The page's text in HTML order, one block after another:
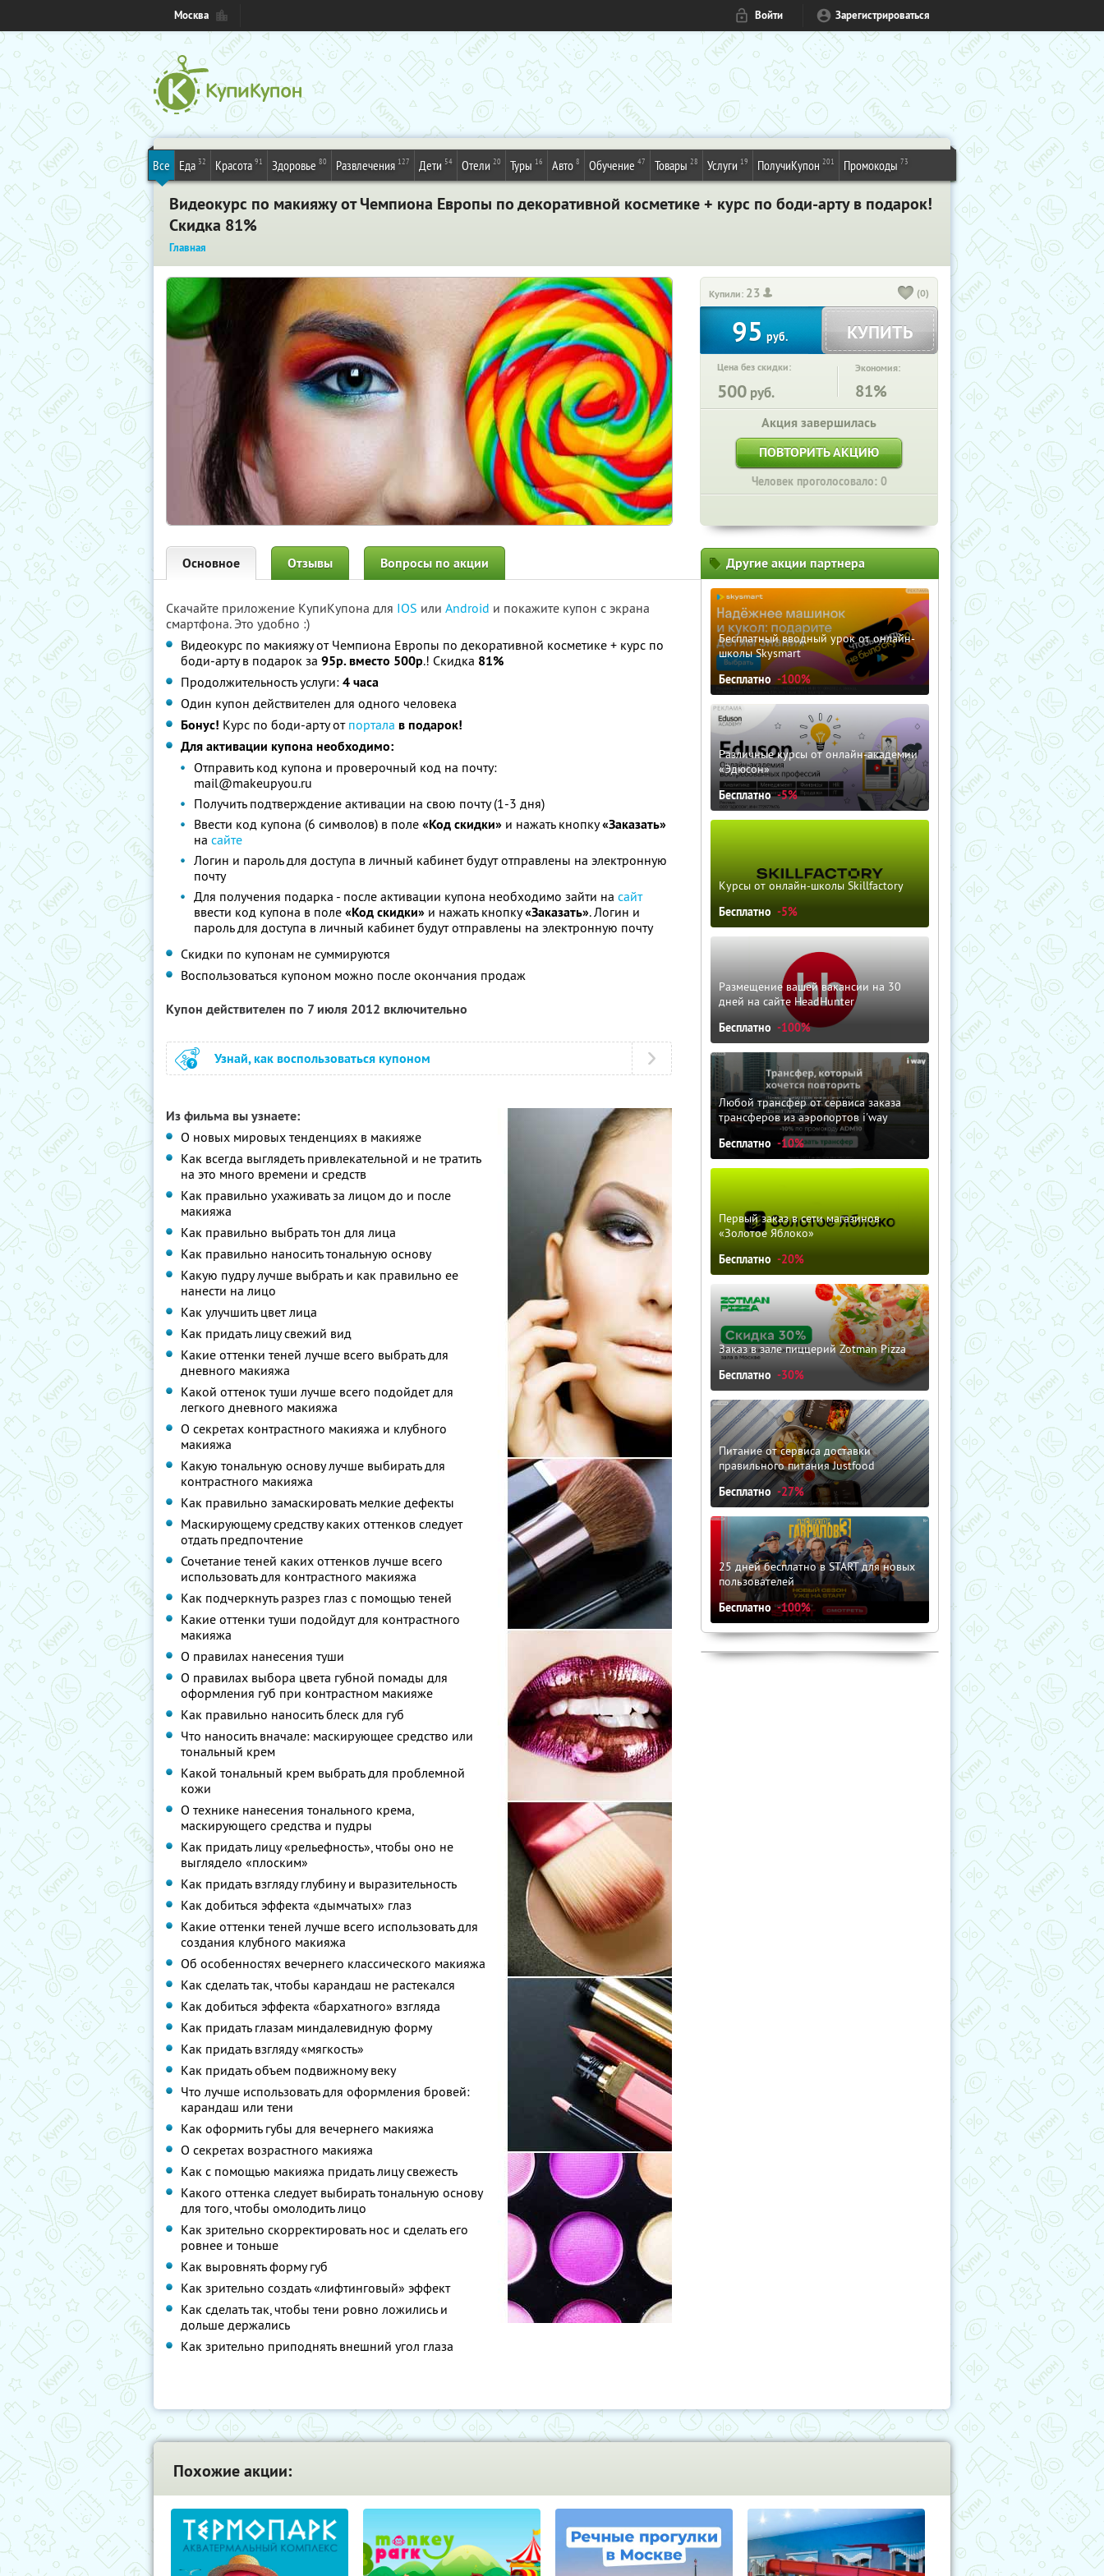
Москва Войти Зарегистрироваться
Все Еда 32 Красота 91 Здоровье 80 Развлечения 127 Дети 54 Отели 20 Туры 16 Авто 8 Обучение 47 Товары 28 Услуги 19 ПолучиКупон 201 Промокоды 73
Видеокурс по макияжу от Чемпиона Европы по декоративной косметике + курс по боди-арту в подарок!
Скидка 81%
Главная
Купили: 23 (0)
95 руб. КУПИТЬ
Цена без скидки:
500 руб.
Экономия:
81%
Акция завершилась
ПОВТОРИТЬ АКЦИЮ
Человек проголосовало: 0
Основное Отзывы Вопросы по акции
Скачайте приложение КупиКупона для IOS или Android и покажите купон с экрана
смартфона. Это удобно :)
Видеокурс по макияжу от Чемпиона Европы по декоративной косметике + курс по
боди-арту в подарок за 95р. вместо 500р.! Скидка 81%
Продолжительность услуги: 4 часа
Один купон действителен для одного человека
Бонус! Курс по боди-арту от портала в подарок!
Для активации купона необходимо:
Отправить код купона и проверочный код на почту:
mail@makeupyou.ru
Получить подтверждение активации на свою почту (1-3 дня)
Ввести код купона (6 символов) в поле «Код скидки» и нажать кнопку«Заказать»
на сайте
Логин и пароль для доступа в личный кабинет будут отправлены на электронную
почту
Для получения подарка - после активации купона необходимо зайти на сайт
ввести код купона в поле «Код скидки» и нажать кнопку«Заказать». Логин и
пароль для доступа в личный кабинет будут отправлены на электронную почту
Скидки по купонам не суммируются
Воспользоваться купоном можно после окончания продаж
Купон действителен по 7 июля 2012 включительно
Узнай, как воспользоваться купоном
Из фильма вы узнаете:
О новых мировых тенденциях в макияже
Как всегда выглядеть привлекательной и не тратить
на это много времени и средств
Как правильно ухаживать за лицом до и после
макияжа
Как правильно выбрать тон для лица
Как правильно наносить тональную основу
Какую пудру лучше выбрать и как правильно ее
нанести на лицо
Как улучшить цвет лица
Как придать лицу свежий вид
Какие оттенки теней лучше всего выбрать для
дневного макияжа
Какой оттенок туши лучше всего подойдет для
легкого дневного макияжа
О секретах контрастного макияжа и клубного
макияжа
Какую тональную основу лучше выбирать для
контрастного макияжа
Как правильно замаскировать мелкие дефекты
Маскирующему средству каких оттенков следует
отдать предпочтение
Сочетание теней каких оттенков лучше всего
использовать для контрастного макияжа
Как подчеркнуть разрез глаз с помощью теней
Какие оттенки туши подойдут для контрастного
макияжа
О правилах нанесения туши
О правилах выбора цвета губной помады для
оформления губ при контрастном макияже
Как правильно наносить блеск для губ
Что наносить вначале: маскирующее средство или
тональный крем
Какой тональный крем выбрать для проблемной
кожи
О технике нанесения тонального крема,
маскирующего средства и пудры
Как придать лицу «рельефность», чтобы оно не
выглядело «плоским»
Как придать взгляду глубину и выразительность
Как добиться эффекта «дымчатых» глаз
Какие оттенки теней лучше всего использовать для
создания клубного макияжа
Об особенностях вечернего классического макияжа
Как сделать так, чтобы карандаш не растекался
Как добиться эффекта «бархатного» взгляда
Как придать глазам миндалевидную форму
Как придать взгляду «мягкость»
Как придать объем подвижному веку
Что лучше использовать для оформления бровей:
карандаш или тени
Как оформить губы для вечернего макияжа
О секретах возрастного макияжа
Как с помощью макияжа придать лицу свежесть
Какого оттенка следует выбирать тональную основу
для того, чтобы омолодить лицо
Как зрительно скорректировать нос и сделать его
ровнее и тоньше
Как выровнять форму губ
Как зрительно создать «лифтинговый» эффект
Как сделать так, чтобы тени ровно ложились и
дольше держались
Как зрительно приподнять внешний угол глаза
Другие акции партнера
Бесплатный вводный урок от онлайн-
школы Skysmart
Бесплатно -100%
Различные курсы от онлайн-академии
«Эдюсон»
Бесплатно -5%
Курсы от онлайн-школы Skillfactory
Бесплатно -5%
Размещение вашей вакансии на 30
дней на сайте HeadHunter
Бесплатно -100%
Любой трансфер от сервиса заказа
трансферов из аэропортов i'way
Бесплатно -10%
Первый заказ в сети магазинов
«Золотое Яблоко»
Бесплатно -20%
Заказ в зале пиццерий Zotman Pizza
Бесплатно -30%
Питание от сервиса доставки
правильного питания Justfood
Бесплатно -27%
25 дней бесплатно в START для новых
пользователей
Бесплатно -100%
Похожие акции: